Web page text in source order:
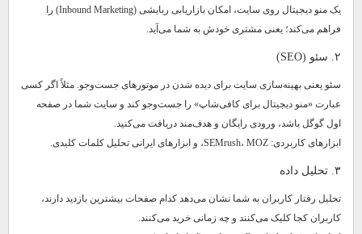
یک منو دیجیتال روی سایت، امکان بازاریابی ربایشی (Inbound Marketing) را
فراهم می‌کند؛ یعنی مشتری خودش به شما می‌آید.
۲. سئو (SEO)
سئو یعنی بهینه‌سازی سایت برای دیده شدن در موتورهای جست‌وجو. مثلاً اگر کسی
عبارت «منو دیجیتال برای کافی‌شاپ» را جست‌وجو کند و سایت شما در صفحه
اول گوگل باشد، ورودی رایگان و هدف‌مند دریافت می‌کنید.
ابزارهای کاربردی: SEMrush، MOZ، و ابزارهای ایرانی تحلیل کلمات کلیدی.
۳. تحلیل داده
تحلیل رفتار کاربران به شما نشان می‌دهد کدام صفحات بیشترین بازدید دارند،
کاربران کجا کلیک می‌کنند و چه زمانی خرید می‌کنند.